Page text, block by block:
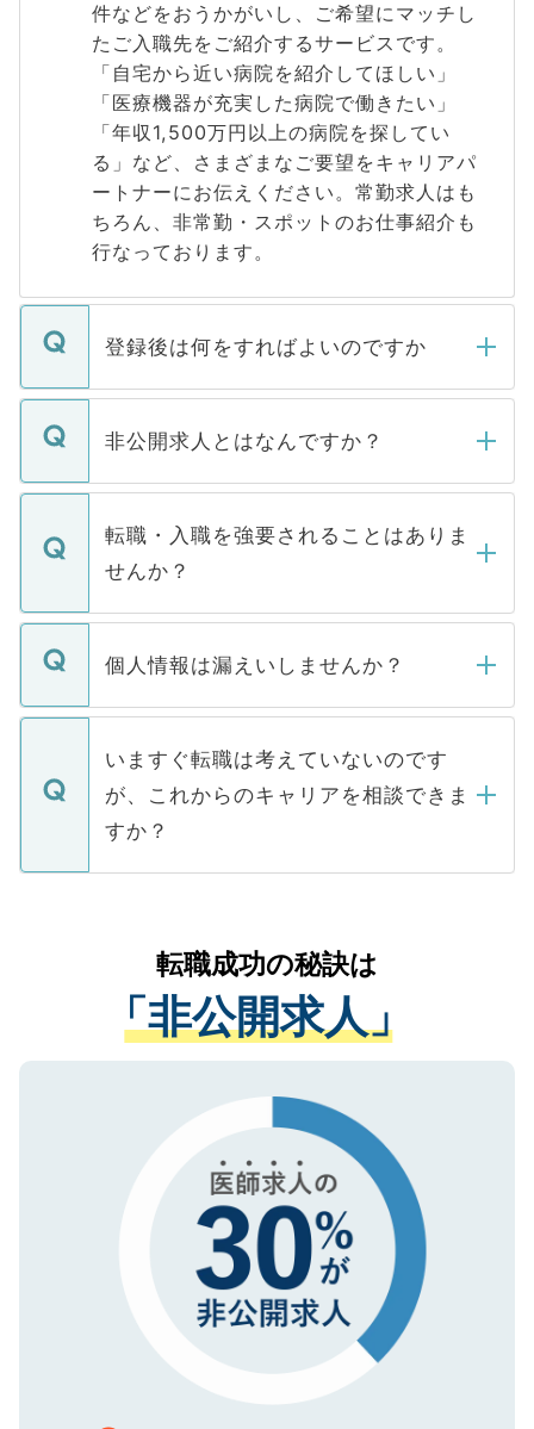
件などをおうかがいし、ご希望にマッチし
たご入職先をご紹介するサービスです。
「自宅から近い病院を紹介してほしい」
「医療機器が充実した病院で働きたい」
「年収1,500万円以上の病院を探してい
る」など、さまざまなご要望をキャリアパ
ートナーにお伝えください。常勤求人はも
ちろん、非常勤・スポットのお仕事紹介も
行なっております。
登録後は何をすればよいのですか
ご登録いただきましたら、弊社担当者がご
登録内容を確認し、その後メールもしくは
ます。通常、5営業日以内にはご連絡をせて
いただきますので、しばらくお待ちくださ
非公開求人とはなんですか？
マイナビDOCTORで取り扱っている求人の
うち約3割は、Webサイトからご覧いただ
けない「非公開求人」です。非公開求人は
下記の理由によって、一般には公開してい
ません。
■応募殺到を避けるため 人気のある医療機
関を公にしてしまうと、応募が殺到する場
に、医療機関が求める条件に合った人材の
みを人材紹介会社に依頼するケースが増え
ています。
転職・入職を強要されることはありま
せんか？
転職・入職を強要することは一切ありませ
ん。また、仮に応募先から内定をいただい
定を承諾する必要はありません。内定先へ
の辞退の連絡はキャリアパートナーが行い
個人情報は漏えいしませんか？
個人情報が漏えいすることはありませんの
で、ご安心ください。当サイトからの登録
などで収集したご登録者様の個人情報は、
ご本人のキャリアアップおよび転職活動の
支援を目的に使用いたします。お預かりし
ているすべての個人データはご本人の許可
は、個人情報の取り扱いについての厳密な
管理基準を満たした事業者のみに付与され
る、プライバシーマークを取得済みです。
で、機密保持に関してもご安心ください。
いますぐ転職は考えていないのです
が、これからのキャリアを相談できま
すか？
かがいして、現在の医療機関の状況や紹介
経験をまじえながら、適切なアドバイスを
させていただきます。すぐにご転職をされ
ない方には、長期的なサポートが可能です
ので、まずはご登録ください。
転職成功の秘訣は
「非公開求人」